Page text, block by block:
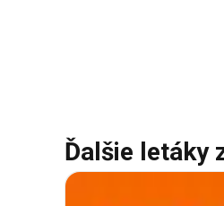
Ďalšie letáky